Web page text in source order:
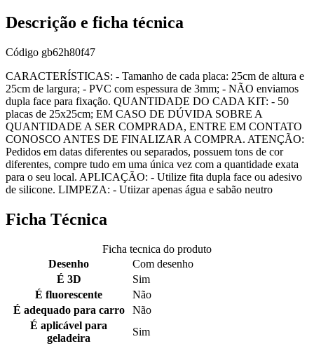
Descrição e ficha técnica
Código gb62h80f47
CARACTERÍSTICAS: - Tamanho de cada placa: 25cm de altura e
25cm de largura; - PVC com espessura de 3mm; - NÃO enviamos
dupla face para fixação. QUANTIDADE DO CADA KIT: - 50
placas de 25x25cm; EM CASO DE DÚVIDA SOBRE A
QUANTIDADE A SER COMPRADA, ENTRE EM CONTATO
CONOSCO ANTES DE FINALIZAR A COMPRA. ATENÇÃO:
Pedidos em datas diferentes ou separados, possuem tons de cor
diferentes, compre tudo em uma única vez com a quantidade exata
para o seu local. APLICAÇÃO: - Utilize fita dupla face ou adesivo
de silicone. LIMPEZA: - Utiizar apenas água e sabão neutro
Ficha Técnica
Ficha tecnica do produto
Desenho
Com desenho
É 3D
Sim
É fluorescente
Não
É adequado para carro
Não
É aplicável para
geladeira
Sim